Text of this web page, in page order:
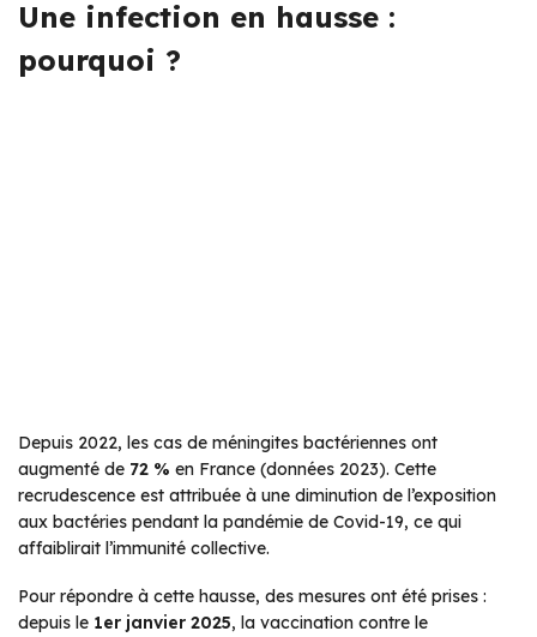
Une infection en hausse :
pourquoi ?
Depuis 2022, les cas de méningites bactériennes ont
augmenté de 72 % en France (données 2023). Cette
recrudescence est attribuée à une diminution de l’exposition
aux bactéries pendant la pandémie de Covid-19, ce qui
affaiblirait l’immunité collective.
Pour répondre à cette hausse, des mesures ont été prises :
depuis le 1er janvier 2025, la vaccination contre le